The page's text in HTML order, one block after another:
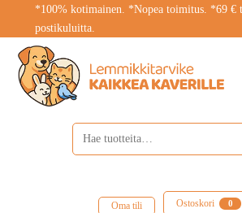
*100% kotimainen. *Nopea toimitus. *69 €
postikuluitta.
Oma tili Ostoskori 0